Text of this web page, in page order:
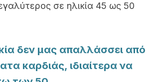
σε ηλικία 45 ως 50
δεν μας απαλλάσσει από
καρδιάς, ιδιαίτερα να